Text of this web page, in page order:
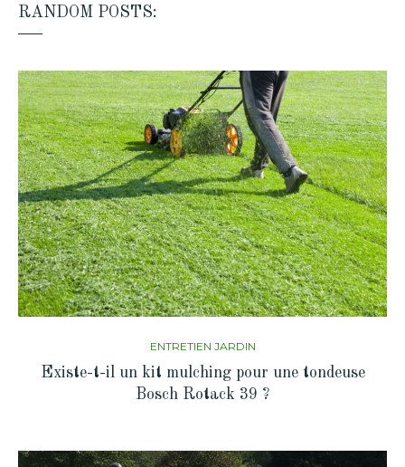
RANDOM POSTS:
ENTRETIEN JARDIN
Existe-t-il un kit mulching pour une tondeuse
Bosch Rotack 39 ?